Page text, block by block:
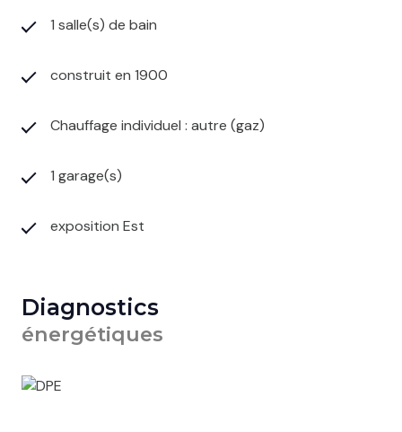
1 salle(s) de bain
construit en 1900
Chauffage individuel : autre (gaz)
1 garage(s)
exposition Est
Diagnostics
énergétiques